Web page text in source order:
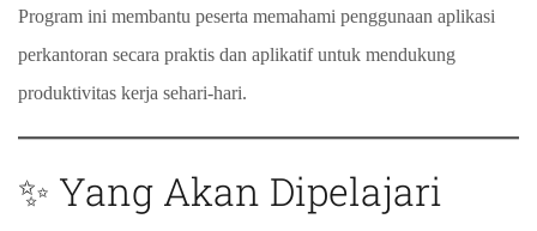
Program ini membantu peserta memahami penggunaan aplikasi
perkantoran secara praktis dan aplikatif untuk mendukung
produktivitas kerja sehari-hari.
✨ Yang Akan Dipelajari